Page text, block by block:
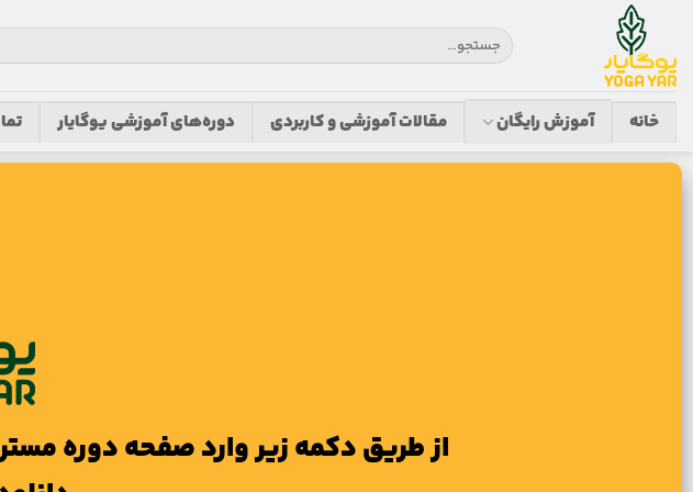
خانه آموزش رایگان مقالات آموزشی و کاربردی دوره‌های آموزشی یوگایار
از طریق دکمه زیر وارد صفحه دوره